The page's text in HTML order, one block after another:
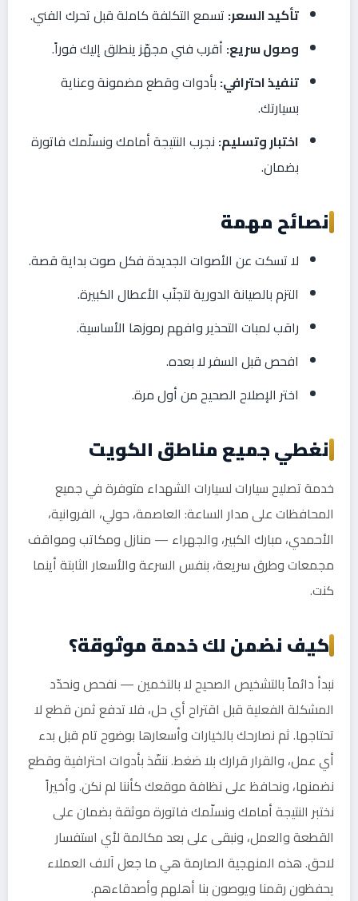
تأكيد السعر: تسمع التكلفة كاملة قبل تحرك الفني.
وصول سريع: أقرب فني مجهّز ينطلق إليك فوراً.
تنفيذ احترافي: بأدوات وقطع مضمونة وعناية
بسيارتك.
اختبار وتسليم: نجرب النتيجة أمامك ونسلّمك فاتورة
بضمان.
نصائح مهمة
لا تسكت عن الأصوات الجديدة فكل صوت بداية قصة.
التزم بالصيانة الدورية لتجنّب الأعطال الكبيرة.
راقب لمبات التحذير وافهم رموزها الأساسية.
افحص قبل السفر لا بعده.
اختر الإصلاح الصحيح من أول مرة.
نغطي جميع مناطق الكويت
خدمة تصليح سيارات لسيارات الشهداء متوفرة في جميع
المحافظات على مدار الساعة: العاصمة، حولي، الفروانية،
الأحمدي، مبارك الكبير، والجهراء — منازل ومكاتب ومواقف
مجمعات وطرق سريعة، بنفس السرعة والأسعار الثابتة أينما
كنت.
كيف نضمن لك خدمة موثوقة؟
نبدأ دائماً بالتشخيص الصحيح لا بالتخمين — نفحص ونحدّد
المشكلة الفعلية قبل اقتراح أي حل، فلا تدفع ثمن قطع لا
تحتاجها. ثم نصارحك بالخيارات وأسعارها بوضوح تام قبل بدء
أي عمل، والقرار قرارك بلا ضغط. ننفّذ بأدوات احترافية وقطع
نضمنها، ونحافظ على نظافة موقعك كأننا لم نكن. وأخيراً
نختبر النتيجة أمامك ونسلّمك فاتورة موثقة بضمان على
القطعة والعمل، ونبقى على بعد مكالمة لأي استفسار
لاحق. هذه المنهجية الصارمة هي ما جعل آلاف العملاء
يحفظون رقمنا ويوصون بنا أهلهم وأصدقاءهم.